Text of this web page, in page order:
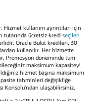
kullanım ayrıntıları için
tutarında ücretsiz kredi seçilen
Oracle Bulut kredileri, 30
kullanılır. Her hizmette
Promosyon döneminde tüm
maksimum kapasiteyi
hizmet başına maksimum
tahminleri değişikliğe
Konsolu'ndan ulaşabilirsiniz.